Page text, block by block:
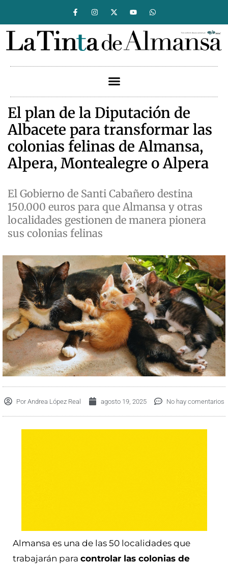
El plan de la Diputación de
Albacete para transformar las
colonias felinas de Almansa,
Alpera, Montealegre o Alpera
El Gobierno de Santi Cabañero destina
150.000 euros para que Almansa y otras
localidades gestionen de manera pionera
sus colonias felinas
PorAndrea López Real agosto 19, 2025 No hay comentarios
Almansa es una de las 50 localidades que
trabajarán para controlar las colonias de